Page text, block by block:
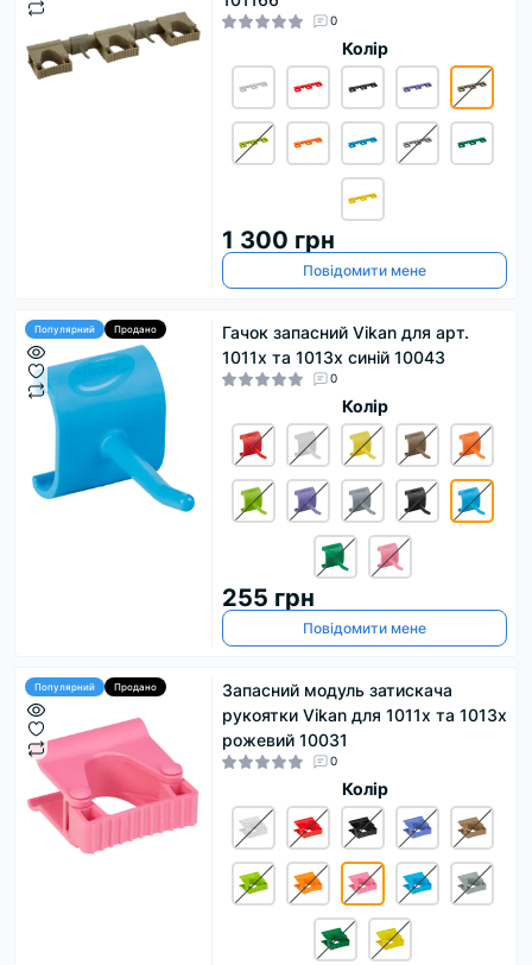
0
Колір
1 300 грн
Повідомити мене
Популярний Продано
Гачок запасний Vikan для арт.
1011х та 1013х синій 10043
0
Колір
255 грн
Повідомити мене
Популярний Продано
Запасний модуль затискача
рукоятки Vikan для 1011x та 1013x
рожевий 10031
0
Колір